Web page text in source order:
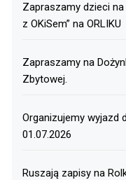
Zapraszamy dzieci na
z OKiSem” na ORLIKU
Zapraszamy na
Zbytowej.
Organizujemy wyjazd
01.07.2026
Ruszają zapisy na